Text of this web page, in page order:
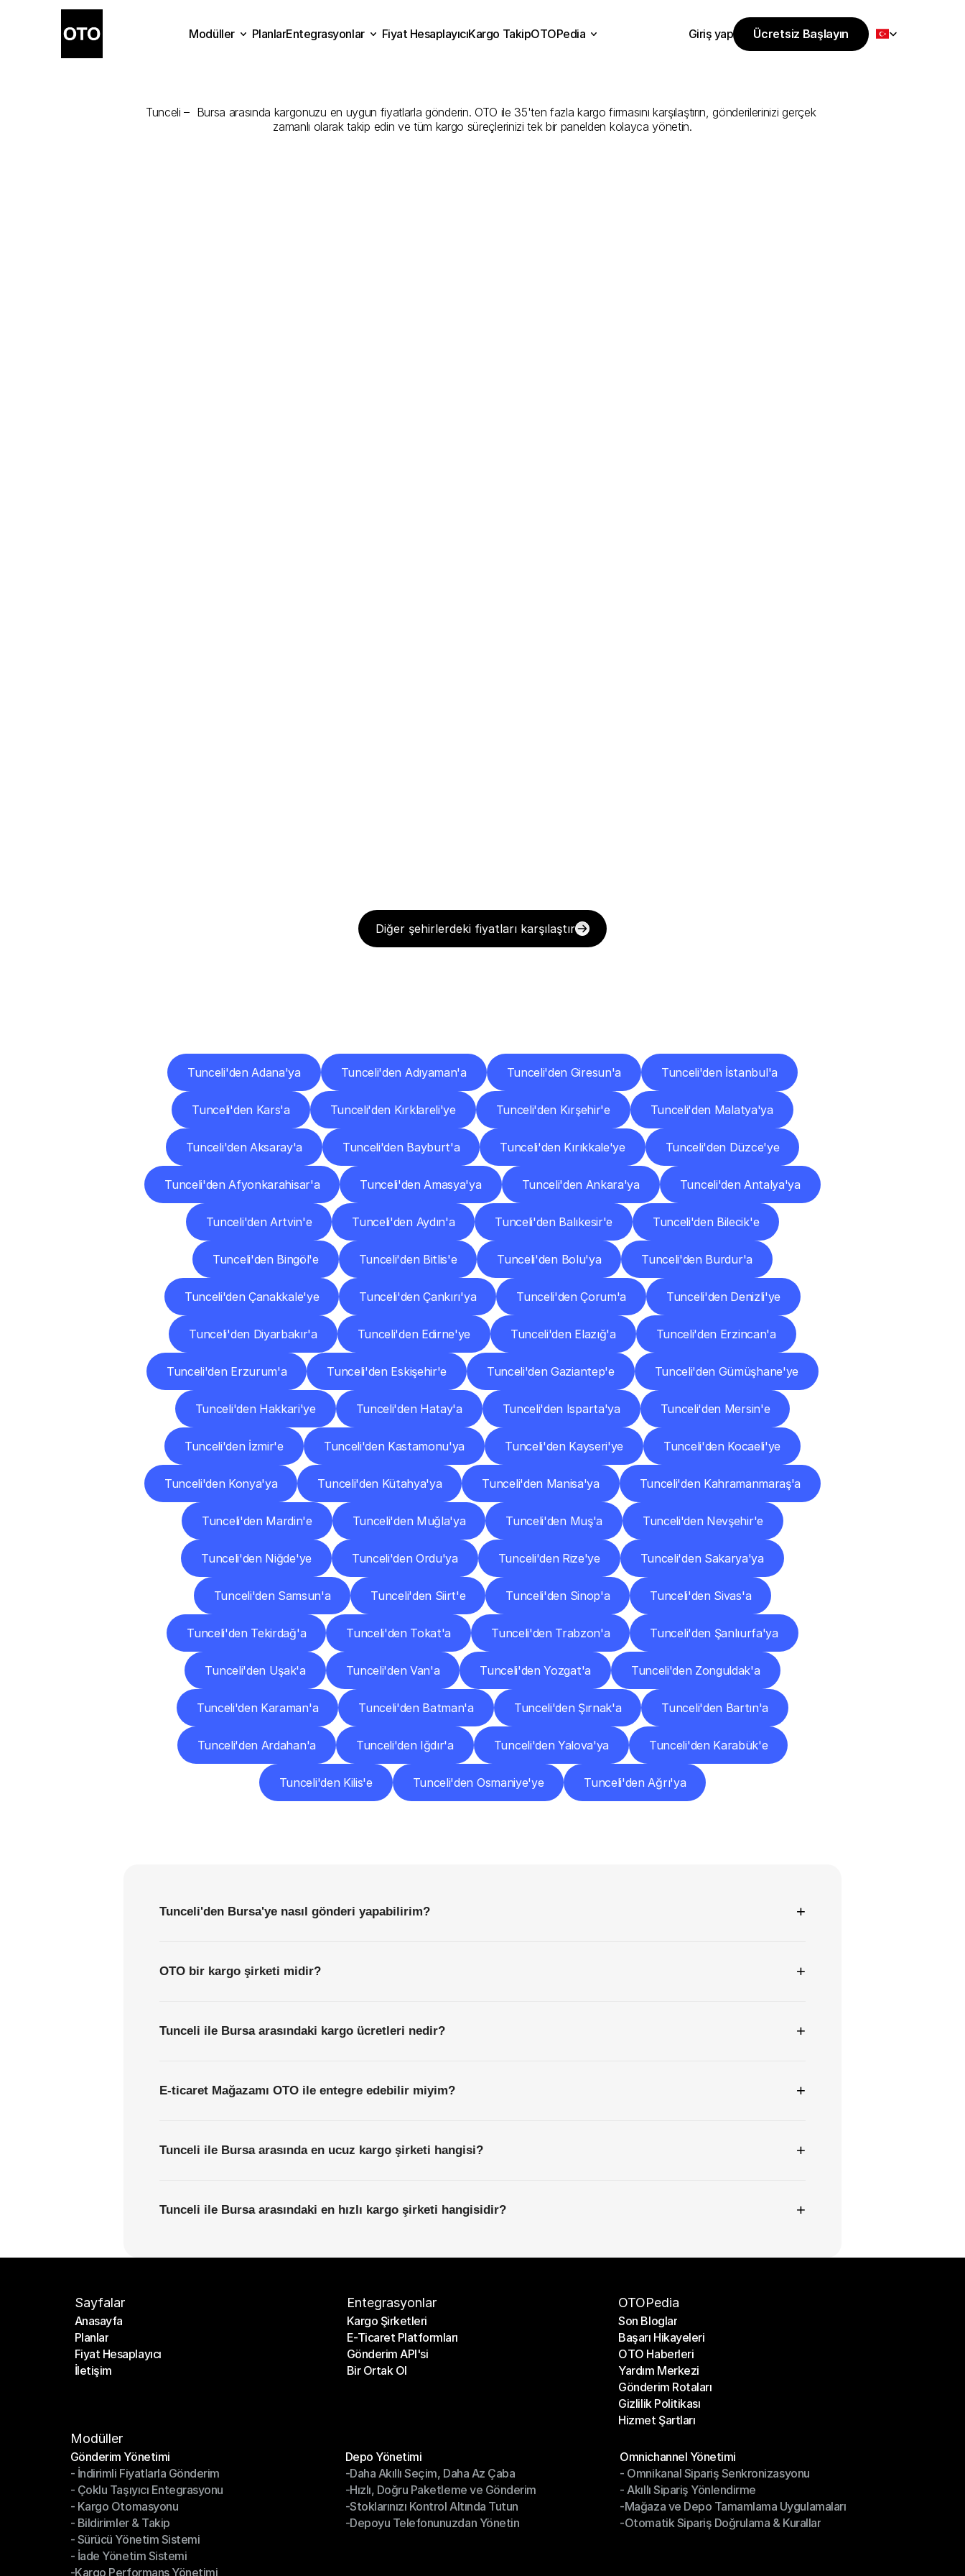
Enİyi
Tunceli –  Bursa arasında kargonuzu en uygun fiyatlarla gönderin. OTO ile 35'ten fazla kargo firmasını karşılaştırın, gönderilerinizi gerçek
zamanlı olarak takip edin ve tüm kargo süreçlerinizi tek bir panelden kolayca yönetin.
Diğer şehirlerdeki fiyatları karşılaştır
Tunceli'den Adana'ya Tunceli'den Adıyaman'a Tunceli'den Giresun'a Tunceli'den İstanbul'a
Tunceli'den Kars'a Tunceli'den Kırklareli'ye Tunceli'den Kırşehir'e Tunceli'den Malatya'ya
Tunceli'den Aksaray'a Tunceli'den Bayburt'a Tunceli'den Kırıkkale'ye Tunceli'den Düzce'ye
Tunceli'den Afyonkarahisar'a Tunceli'den Amasya'ya Tunceli'den Ankara'ya Tunceli'den Antalya'ya
Tunceli'den Artvin'e Tunceli'den Aydın'a Tunceli'den Balıkesir'e Tunceli'den Bilecik'e
Tunceli'den Bingöl'e Tunceli'den Bitlis'e Tunceli'den Bolu'ya Tunceli'den Burdur'a
Tunceli'den Çanakkale'ye Tunceli'den Çankırı'ya Tunceli'den Çorum'a Tunceli'den Denizli'ye
Tunceli'den Diyarbakır'a Tunceli'den Edirne'ye Tunceli'den Elazığ'a Tunceli'den Erzincan'a
Tunceli'den Erzurum'a Tunceli'den Eskişehir'e Tunceli'den Gaziantep'e Tunceli'den Gümüşhane'ye
Tunceli'den Hakkari'ye Tunceli'den Hatay'a Tunceli'den Isparta'ya Tunceli'den Mersin'e
Tunceli'den İzmir'e Tunceli'den Kastamonu'ya Tunceli'den Kayseri'ye Tunceli'den Kocaeli'ye
Tunceli'den Konya'ya Tunceli'den Kütahya'ya Tunceli'den Manisa'ya Tunceli'den Kahramanmaraş'a
Tunceli'den Mardin'e Tunceli'den Muğla'ya Tunceli'den Muş'a Tunceli'den Nevşehir'e
Tunceli'den Niğde'ye Tunceli'den Ordu'ya Tunceli'den Rize'ye Tunceli'den Sakarya'ya
Tunceli'den Samsun'a Tunceli'den Siirt'e Tunceli'den Sinop'a Tunceli'den Sivas'a
Tunceli'den Tekirdağ'a Tunceli'den Tokat'a Tunceli'den Trabzon'a Tunceli'den Şanlıurfa'ya
Tunceli'den Uşak'a Tunceli'den Van'a Tunceli'den Yozgat'a Tunceli'den Zonguldak'a
Tunceli'den Karaman'a Tunceli'den Batman'a Tunceli'den Şırnak'a Tunceli'den Bartın'a
Tunceli'den Ardahan'a Tunceli'den Iğdır'a Tunceli'den Yalova'ya Tunceli'den Karabük'e
Tunceli'den Kilis'e Tunceli'den Osmaniye'ye Tunceli'den Ağrı'ya
Tunceli'den Bursa'ye nasıl gönderi yapabilirim? +
OTO bir kargo şirketi midir? +
Tunceli ile Bursa arasındaki kargo ücretleri nedir? +
E-ticaret Mağazamı OTO ile entegre edebilir miyim? +
Tunceli ile Bursa arasında en ucuz kargo şirketi hangisi? +
Tunceli ile Bursa arasındaki en hızlı kargo şirketi hangisidir? +
Sayfalar
Anasayfa
Anasayfa
Planlar
Planlar
Fiyat Hesaplayıcı
Fiyat Hesaplayıcı
İletişim
Entegrasyonlar
Kargo Şirketleri
Kargo Şirketleri
E-Ticaret Platformları
E-Ticaret Platformları
Gönderim API'si
Gönderim API'si
Bir Ortak Ol
OTOPedia
Son Bloglar
Son Bloglar
Başarı Hikayeleri
Başarı Hikayeleri
OTO Haberleri
OTO Haberleri
Yardım Merkezi
Yardım Merkezi
Gönderim Rotaları
Gönderim Rotaları
Gizlilik Politikası
Gizlilik Politikası
Hizmet Şartları
Modüller
Gönderim Yönetimi
Gönderim Yönetimi
- İndirimli Fiyatlarla Gönderim
- İndirimli Fiyatlarla Gönderim
- Çoklu Taşıyıcı Entegrasyonu
- Çoklu Taşıyıcı Entegrasyonu
- Kargo Otomasyonu
- Kargo Otomasyonu
- Bildirimler & Takip
- Bildirimler & Takip
- Sürücü Yönetim Sistemi
- Sürücü Yönetim Sistemi
- İade Yönetim Sistemi
- İade Yönetim Sistemi
-Kargo Performans Yönetimi
Depo Yönetimi
Depo Yönetimi
-Daha Akıllı Seçim, Daha Az Çaba
-Daha Akıllı Seçim, Daha Az Çaba
-Hızlı, Doğru Paketleme ve Gönderim
-Hızlı, Doğru Paketleme ve Gönderim
-Stoklarınızı Kontrol Altında Tutun
-Stoklarınızı Kontrol Altında Tutun
-Depoyu Telefonunuzdan Yönetin
Omnichannel Yönetimi
Omnichannel Yönetimi
- Omnikanal Sipariş Senkronizasyonu
- Omnikanal Sipariş Senkronizasyonu
- Akıllı Sipariş Yönlendirme
- Akıllı Sipariş Yönlendirme
-Mağaza ve Depo Tamamlama Uygulamaları
-Mağaza ve Depo Tamamlama Uygulamaları
-Otomatik Sipariş Doğrulama & Kurallar
Modüller
PlanlarEntegrasyonlar
Fiyat HesaplayıcıKargo TakipOTOPedia
Giriş yap
Ücretsiz Başlayın
Ücretsiz Başlayın